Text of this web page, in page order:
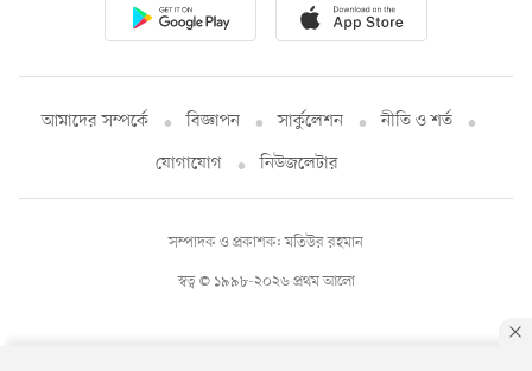
আমাদের সম্পর্কে বিজ্ঞাপন সার্কুলেশন
নীতি ও শর্ত
যোগাযোগ
নিউজলেটার
স্বত্ব © ১৯৯৮-২০২৬ প্রথম আলো
সম্পাদক ও প্রকাশক: মতিউর রহমান